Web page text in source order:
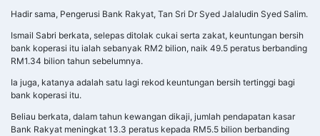
Hadir sama, Pengerusi Bank Rakyat, Tan Sri Dr Syed Jalaludin Syed Salim.
Ismail Sabri berkata, selepas ditolak cukai serta zakat, keuntungan bersih
bank koperasi itu ialah sebanyak RM2 bilion, naik 49.5 peratus berbanding
RM1.34 bilion tahun sebelumnya.
Ia juga, katanya adalah satu lagi rekod keuntungan bersih tertinggi bagi
bank koperasi itu.
Beliau berkata, dalam tahun kewangan dikaji, jumlah pendapatan kasar
Bank Rakyat meningkat 13.3 peratus kepada RM5.5 bilion berbanding